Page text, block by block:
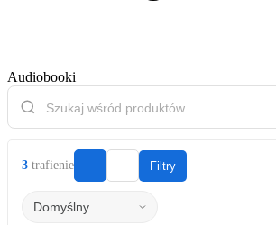
Audiobooki
3 trafienie Filtry